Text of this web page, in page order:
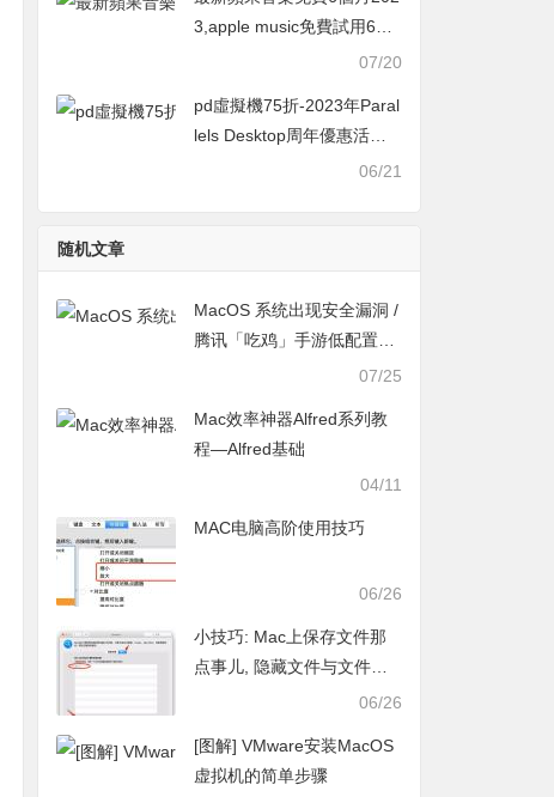
3,apple music免費試用6個
07/20
pd虛擬機75折-2023年Paral
lels Desktop周年優惠活動
最新MAC軟體打折活動06/21
随机文章
MacOS 系统出现安全漏洞 /
腾讯「吃鸡」手游低配置公
布 / The Frostrune 游戏双
07/25
Mac效率神器Alfred系列教
程—Alfred基础
04/11
MAC电脑高阶使用技巧
06/26
小技巧: Mac上保存文件那
点事儿, 隐藏文件与文件夹,
06/26
[图解] VMware安装MacOS
虚拟机的简单步骤